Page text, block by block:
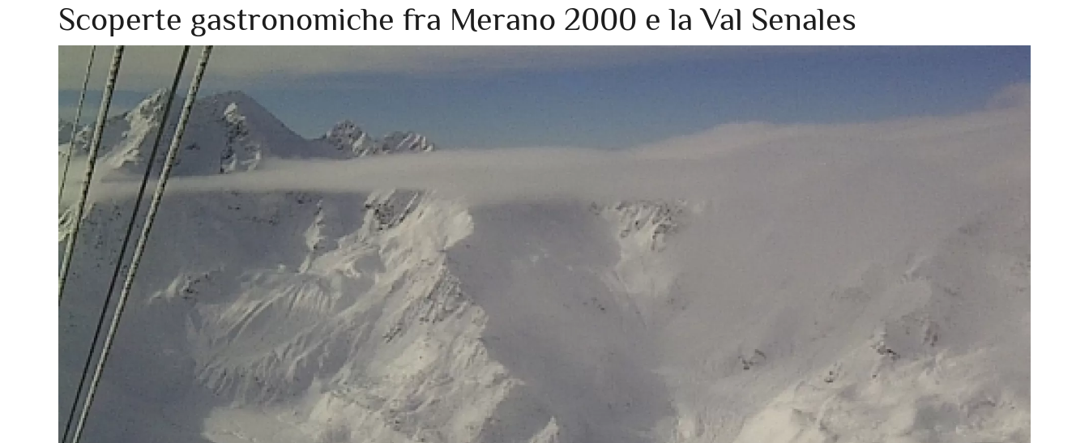
Scoperte gastronomiche fra Merano 2000 e la Val Senales